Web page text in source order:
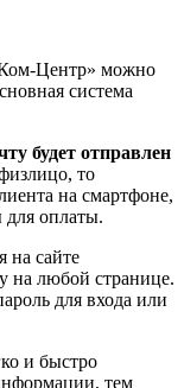
Центр» можно
система
будет отправлен
то
на смартфоне,
для оплаты.
на сайте
на любой странице.
для входа или
и быстро
тем